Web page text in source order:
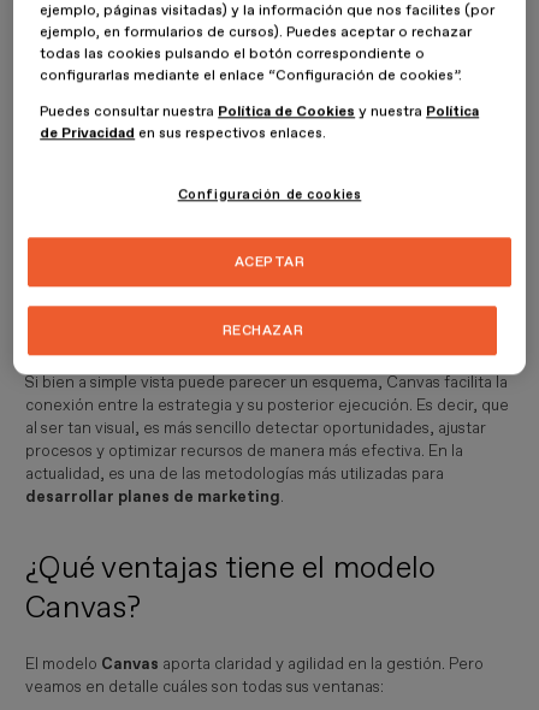
¿Cuál es el objetivo del modelo
Canvas?
El modelo Canvases una herramienta que sirve paraestructurar
y visualizar el contenido estratégicode una empresa. Se utiliza
cuándo y con qué finalidad.
Para ello, el modelo utiliza seis columnas, cada una con sus propios
estrategia, planificación, contenido,
producción, distribución y optimización. Algunas pueden
incluir subcategorías para mostrar el crecimiento y la evolución del
negocio a lo largo del tiempo.
Si bien a simple vista puede parecer un esquema, Canvas facilita la
conexión entre la estrategia y su posterior ejecución. Es decir, que
al ser tan visual, es más sencillo detectar oportunidades, ajustar
procesos y optimizar recursos de manera más efectiva. En la
actualidad, es una de las metodologías más utilizadas para
desarrollar planes de marketing.
¿Qué ventajas tiene el modelo
Canvas?
El modelo Canvas aporta claridad y agilidad en la gestión. Pero
veamos en detalle cuáles son todas sus ventanas:
ejemplo, páginas visitadas) y la información que nos facilites (por
ejemplo, en formularios de cursos). Puedes aceptar o rechazar
todas las cookies pulsando el botón correspondiente o
configurarlas mediante el enlace “Configuración de cookies”.
Puedes consultar nuestra Política de Cookies y nuestra Política
de Privacidad en sus respectivos enlaces.
Configuración de cookies
RECHAZAR
ACEPTAR